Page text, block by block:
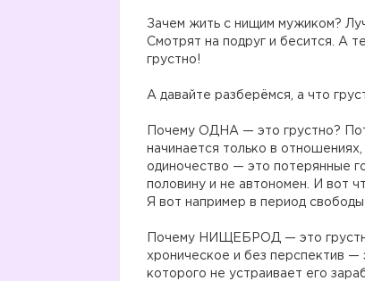
Зачем жить с нищим мужиком?
Смотрят на подруг и бесится. А
грустно!
А давайте разберёмся, а что
Почему ОДНА — это грустно?
начинается только в
одиночество — это потерянные
половину и не автономен. И вот
Я вот например в период
Почему НИЩЕБРОД — это
хроническое и без перспектив
которого не устраивает его